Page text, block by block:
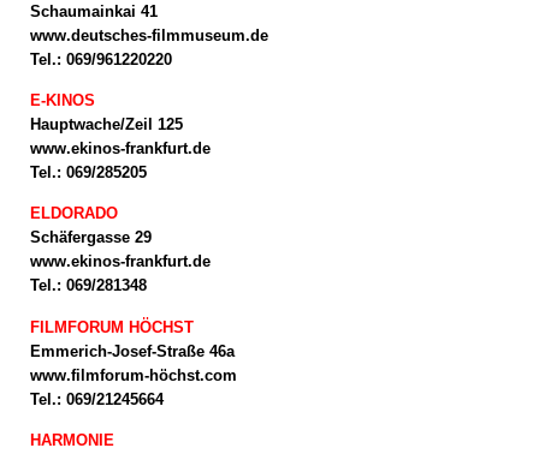
Schaumainkai 41
www.deutsches-filmmuseum.de
Tel.: 069/961220220
E-KINOS
Hauptwache/Zeil 125
www.ekinos-frankfurt.de
Tel.: 069/285205
ELDORADO
Schäfergasse 29
www.ekinos-frankfurt.de
Tel.: 069/281348
FILMFORUM HÖCHST
Emmerich-Josef-Straße 46a
www.filmforum-höchst.com
Tel.: 069/21245664
HARMONIE